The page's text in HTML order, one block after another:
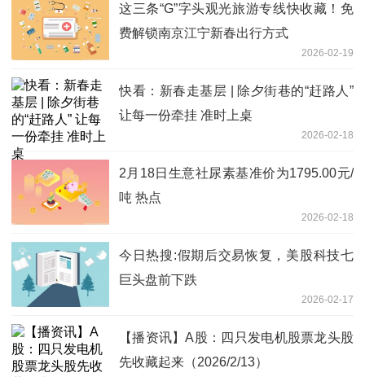
这三条“G”字头观光旅游专线快收藏！免
费解锁南京江宁新春出行方式
2026-02-19
快看：新春走基层 | 除夕街巷的“赶路人”
让每一份牵挂 准时上桌
2026-02-18
2月18日生意社尿素基准价为1795.00元/
吨 热点
2026-02-18
今日热搜:假期后交易恢复，美股科技七
巨头盘前下跌
2026-02-17
【播资讯】A股：四只发电机股票龙头股
先收藏起来（2026/2/13）